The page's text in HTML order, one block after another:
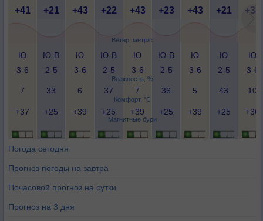
Ветер, метр/с
Влажность, %
Комфорт, °C
Магнитные бури
+41 +21 +43 +22 +43 +23 +43 +21 +38
Ю
3-6
Ю-В
2-5
Ю
3-6
Ю-В
2-5
Ю
3-6
Ю-В
2-5
Ю
3-6
Ю
2-5
Ю
3-6
7 33 6 37 7 36 5 43 10
+37 +25 +39 +25 +39 +25 +39 +25 +36
Погода сегодня
Прогноз погоды на завтра
Почасовой прогноз на сутки
Прогноз на 3 дня